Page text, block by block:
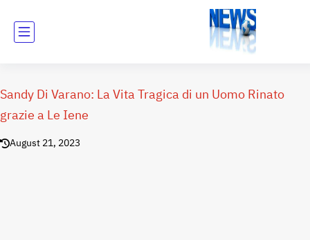
Sandy Di Varano: La Vita Tragica di un Uomo Rinato
grazie a Le Iene
August 21, 2023